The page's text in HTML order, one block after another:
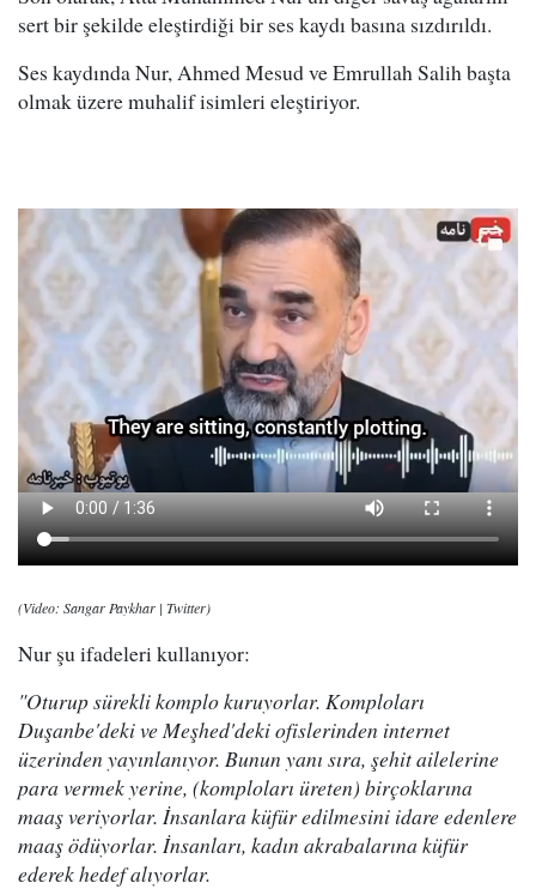
sert bir şekilde eleştirdiği bir ses kaydı basına sızdırıldı.
Ses kaydında Nur, Ahmed Mesud ve Emrullah Salih başta
olmak üzere muhalif isimleri eleştiriyor.
(Video: Sangar Paykhar | Twitter)
Nur şu ifadeleri kullanıyor:
"Oturup sürekli komplo kuruyorlar. Komploları
Duşanbe'deki ve Meşhed'deki ofislerinden internet
üzerinden yayınlanıyor. Bunun yanı sıra, şehit ailelerine
para vermek yerine, (komploları üreten) birçoklarına
maaş veriyorlar. İnsanlara küfür edilmesini idare edenlere
maaş ödüyorlar. İnsanları, kadın akrabalarına küfür
ederek hedef alıyorlar.